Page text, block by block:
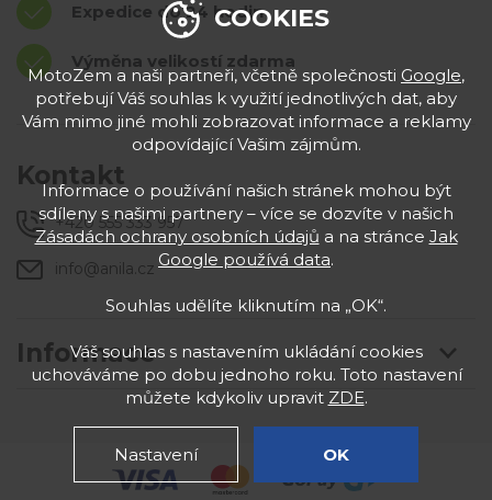
Expedice do 24 hodin
Výměna velikostí zdarma
Informace
Kontakt
+420 555 333 957
info@anila.cz
COOKIES
MotoZem a naši partneři, včetně společnosti Google,
potřebují Váš souhlas k využití jednotlivých dat, aby
Vám mimo jiné mohli zobrazovat informace a reklamy
odpovídající Vašim zájmům.
Informace o používání našich stránek mohou být
sdíleny s našimi partnery – více se dozvíte v našich
Zásadách ochrany osobních údajů a na stránce Jak
Google používá data.
Souhlas udělíte kliknutím na „OK“.
Váš souhlas s nastavením ukládání cookies
uchováváme po dobu jednoho roku. Toto nastavení
můžete kdykoliv upravit ZDE.
Nastavení OK